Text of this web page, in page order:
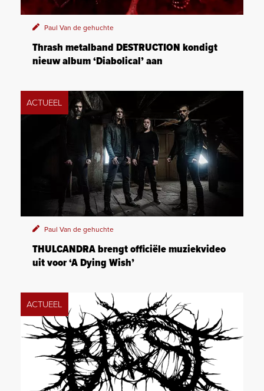
Paul Van de gehuchte
Thrash metalband DESTRUCTION kondigt
nieuw album ‘Diabolical’ aan
ACTUEEL
Paul Van de gehuchte
THULCANDRA brengt officiële muziekvideo
uit voor ‘A Dying Wish’
ACTUEEL